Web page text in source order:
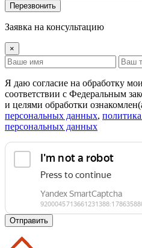
Перезвонить
Заявка на консультацию
×
Я даю согласие на обработку
соответствии с Федеральным
и целями обработки
персональных данных,
персональных данных
Отправить